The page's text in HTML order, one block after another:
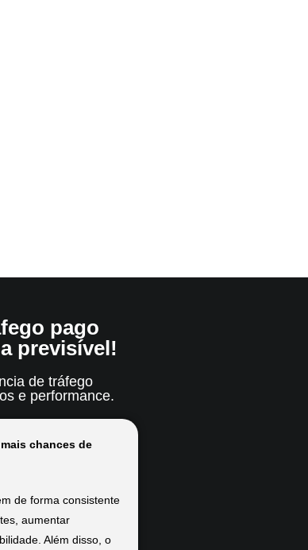
pago
previsível!
de tráfego
e performance.
chances de
de forma consistente
aumentar
Além disso, o